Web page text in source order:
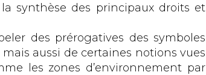
synthèse des principaux droits et
des prérogatives des symboles
aussi de certaines notions vues
les zones d’environnement par